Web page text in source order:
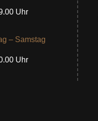
Uhr
– Samstag
Uhr